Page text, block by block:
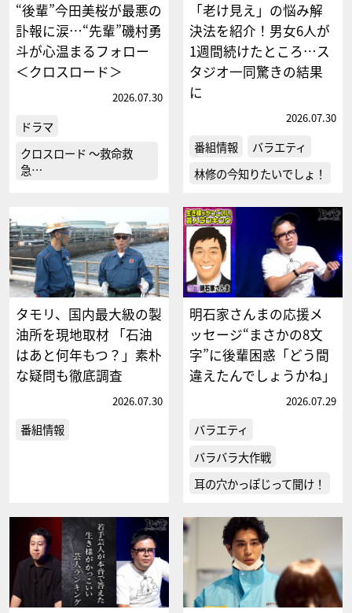
“後輩”今田美桜が最悪の
訃報に涙…“先輩”磯村勇
斗が心温まるフォロー
＜クロスロード＞
2026.07.30
ドラマ
クロスロード ～救命救
急…
「老け見え」の悩み解
決法を紹介！男女6人が
1週間続けたところ…ス
タジオ一同驚きの結果
に
2026.07.30
番組情報
バラエティ
林修の今知りたいでしょ！
タモリ、国内最大級の製
油所を現地取材 「石油
はあと何年もつ？」素朴
な疑問も徹底調査
2026.07.30
番組情報
明石家さんまの応援メ
ッセージ“まさかの8文
字”に後輩困惑「どう間
違えたんでしょうかね」
2026.07.29
バラエティ
バラバラ大作戦
耳の穴かっぽじって聞け！